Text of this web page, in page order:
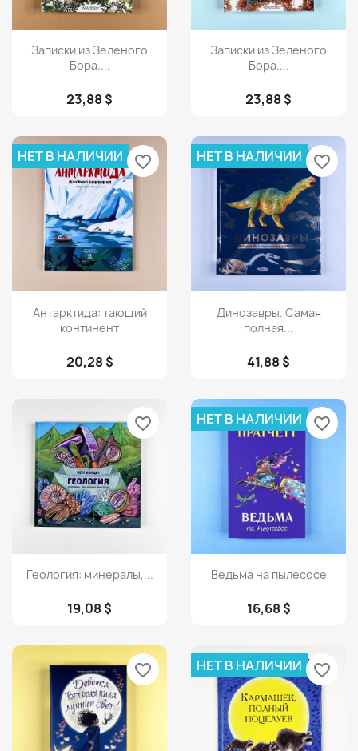
Просмотр
Записки из Зеленого
Бора....
23,88 $
Просмотр
Записки из Зеленого
Бора....
23,88 $
Просмотр
Антарктида: тающий
континент
20,28 $
НЕТ В НАЛИЧИИ favorite_border
Просмотр
Динозавры. Самая
полная...
41,88 $
НЕТ В НАЛИЧИИ favorite_border
Просмотр
Геология: минералы,...
19,08 $
favorite_border
Просмотр
Ведьма на пылесосе
16,68 $
НЕТ В НАЛИЧИИ favorite_border
favorite_border НЕТ В НАЛИЧИИ favorite_border